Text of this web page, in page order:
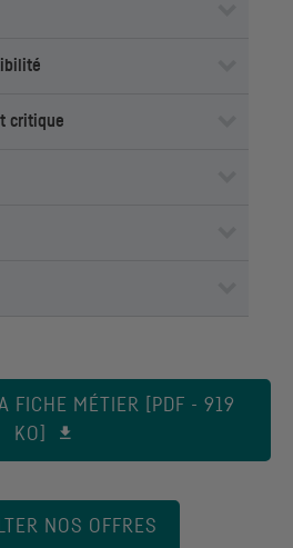
critique
FICHE MÉTIER [PDF - 919
KO]
NOS OFFRES